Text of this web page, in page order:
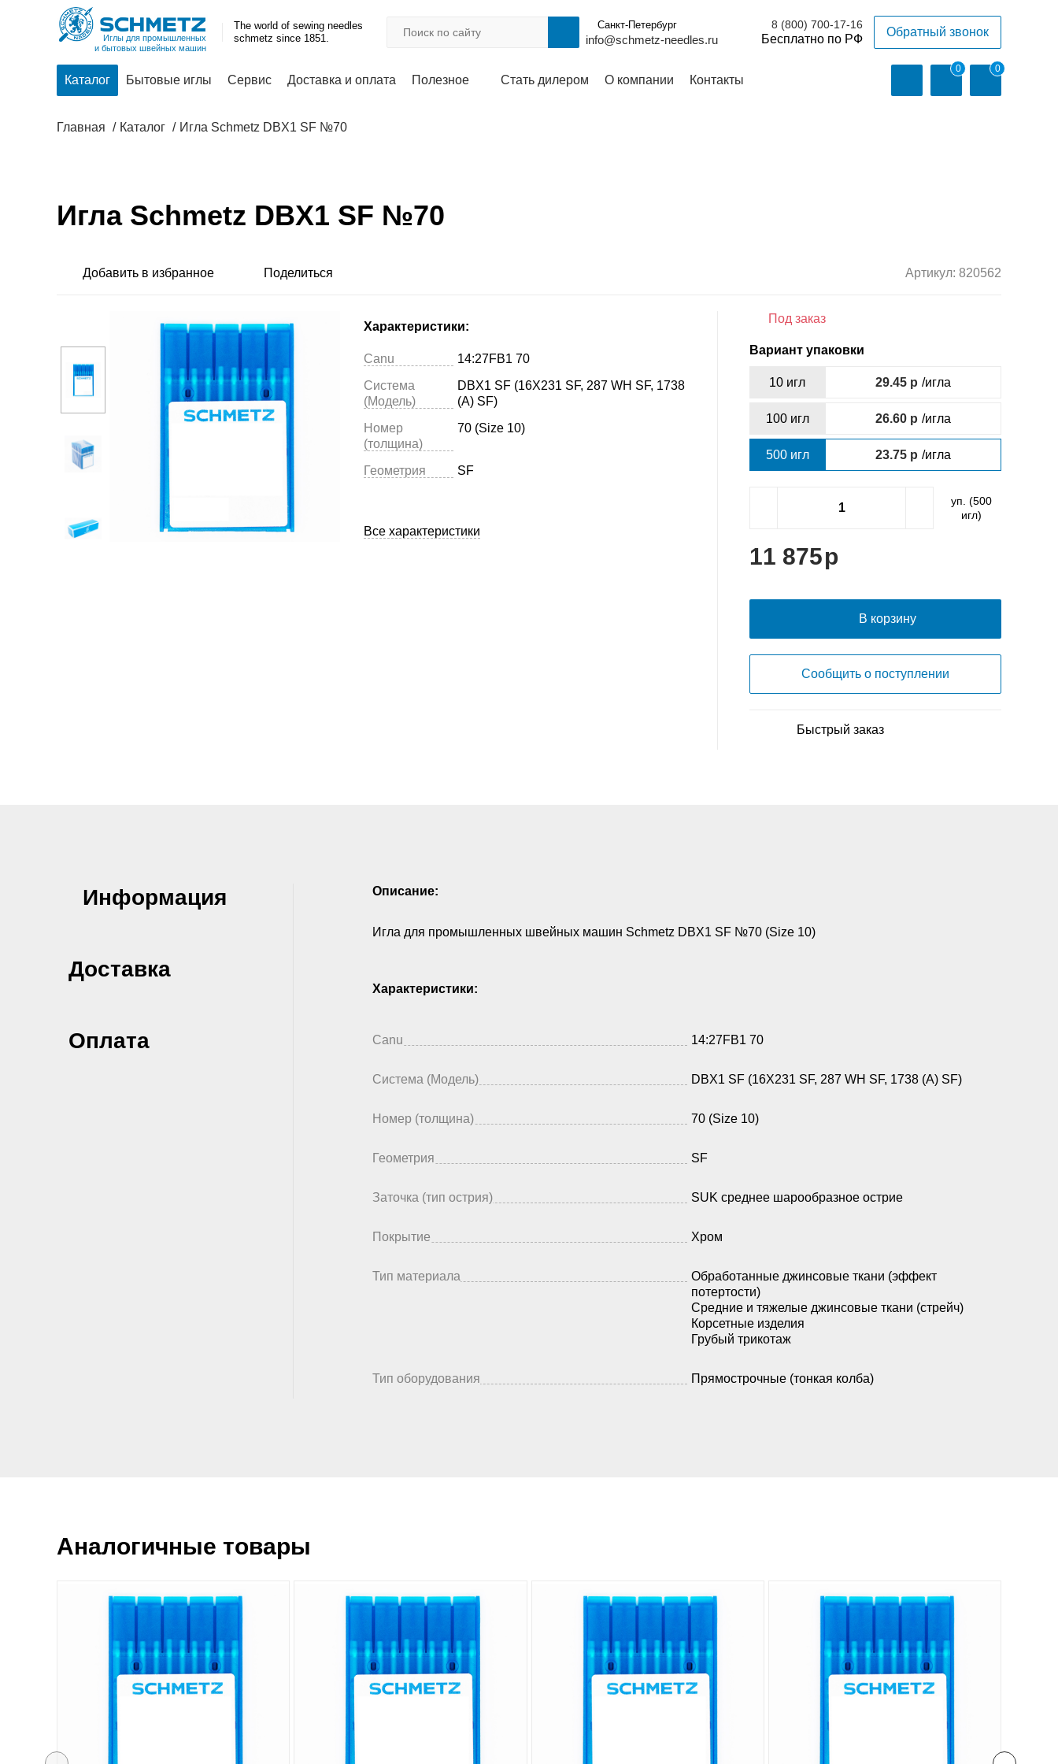
Иглы для промышленных
и бытовых швейных машин
The world of sewing needles
schmetz since 1851.
Санкт-Петербург
info@schmetz-needles.ru
8 (800) 700-17-16
Обратный звонок
Каталог Бытовые иглы Сервис Доставка и оплата Полезное Стать дилером О компании Контакты
0 0
Главная Каталог Игла Schmetz DBX1 SF №70
Игла Schmetz DBX1 SF №70
Артикул: 820562
Характеристики:
Canu
14:27FB1 70
Система
(Модель)
DBX1 SF (16X231 SF, 287 WH SF, 1738
(A) SF)
Номер
(толщина)
70 (Size 10)
Геометрия SF
Все характеристики
Под заказ
Вариант упаковки
10 игл 29.45 /игла
100 игл 26.60 /игла
500 игл 23.75 /игла
уп. (500
игл)
11 875
В корзину
Сообщить о поступлении
Быстрый заказ
Информация
Доставка
Оплата
Описание:
Игла для промышленных швейных машин Schmetz DBX1 SF №70 (Size 10)
Характеристики:
Canu 14:27FB1 70
Система (Модель) DBX1 SF (16X231 SF, 287 WH SF, 1738 (A) SF)
Номер (толщина) 70 (Size 10)
Геометрия SF
Заточка (тип острия) SUK среднее шарообразное острие
Покрытие Хром
Тип материала
Обработанные джинсовые ткани (эффект
потертости)
Средние и тяжелые джинсовые ткани (стрейч)
Корсетные изделия
Грубый трикотаж
Тип оборудования Прямострочные (тонкая колба)
Аналогичные товары